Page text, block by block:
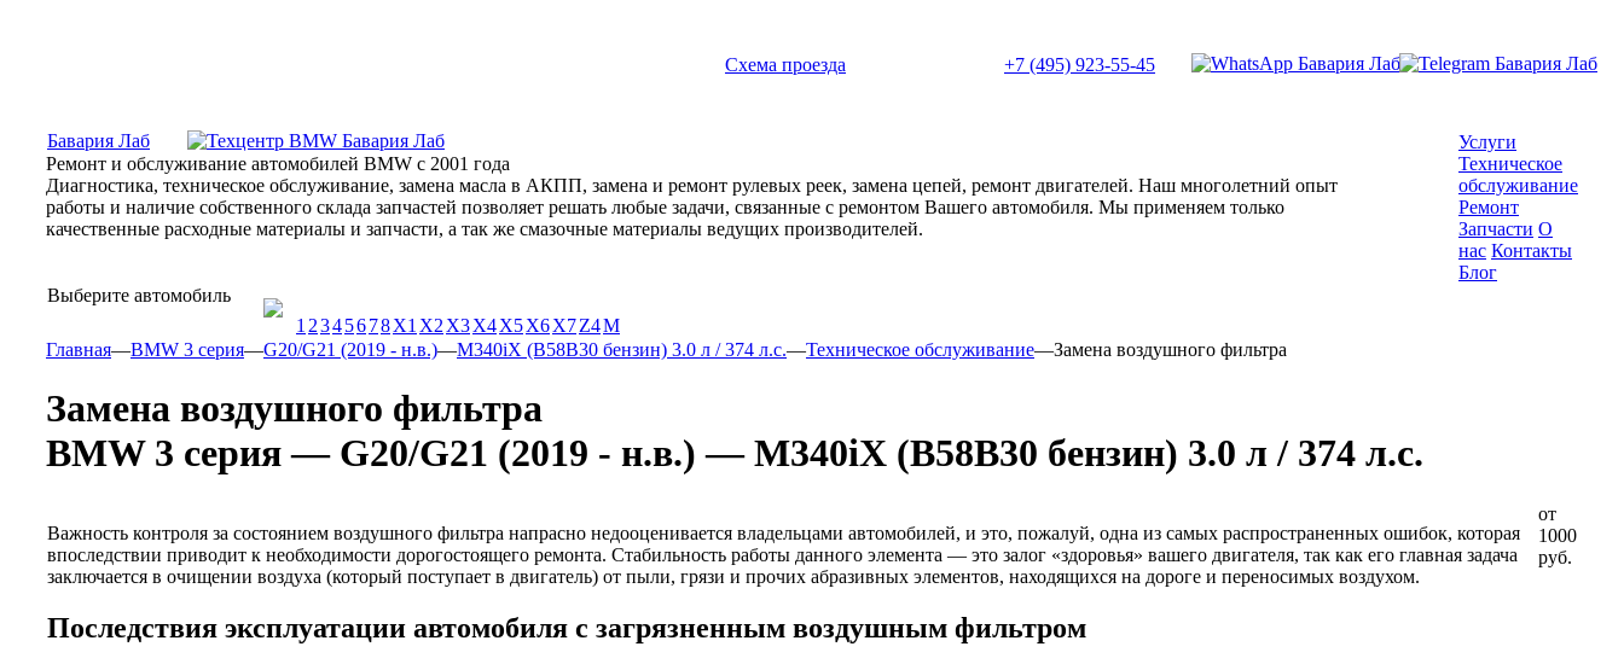
Схема проезда +7 (495) 923-55-45
Бавария Лаб
Ремонт и обслуживание автомобилей BMW с 2001 года
Диагностика, техническое обслуживание, замена масла в АКПП, замена и ремонт рулевых реек, замена цепей, ремонт двигателей. Наш многолетний опыт
работы и наличие собственного склада запчастей позволяет решать любые задачи, связанные с ремонтом Вашего автомобиля. Мы применяем только
качественные расходные материалы и запчасти, а так же смазочные материалы ведущих производителей.
Услуги
Техническое
обслуживание
Ремонт
Запчасти О
нас Контакты
Блог
Выберите автомобиль
1 2345678X1 X2 X3X4X5X6X7Z4М
Главная—BMW 3 серия—G20/G21 (2019 - н.в.)—M340iX (B58B30 бензин) 3.0 л / 374 л.с.—Техническое обслуживание—Замена воздушного фильтра
Замена воздушного фильтра
BMW 3 серия — G20/G21 (2019 - н.в.) — M340iX (B58B30 бензин) 3.0 л / 374 л.с.
Важность контроля за состоянием воздушного фильтра напрасно недооценивается владельцами автомобилей, и это, пожалуй, одна из самых распространенных ошибок, которая
впоследствии приводит к необходимости дорогостоящего ремонта. Стабильность работы данного элемента — это залог «здоровья» вашего двигателя, так как его главная задача
заключается в очищении воздуха (который поступает в двигатель) от пыли, грязи и прочих абразивных элементов, находящихся на дороге и переносимых воздухом.
Последствия эксплуатации автомобиля с загрязненным воздушным фильтром
от
1000
руб.